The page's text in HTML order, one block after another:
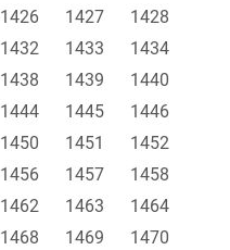
1426 1427
1428
1432 1433
1434
1438 1439
1440
1444 1445
1446
1450 1451
1452
1456 1457
1458
1462 1463
1464
1468 1469
1470